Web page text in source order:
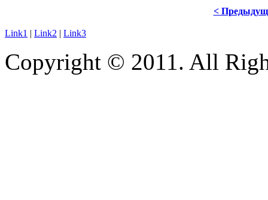
<
Link1 | Link2 | Link3
Copyright © 2011. All